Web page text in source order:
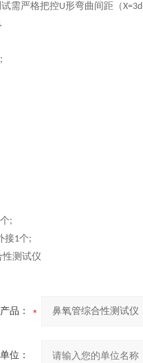
需严格把控U形弯曲间距（X=3d
个;
接1个;
产品：
位：